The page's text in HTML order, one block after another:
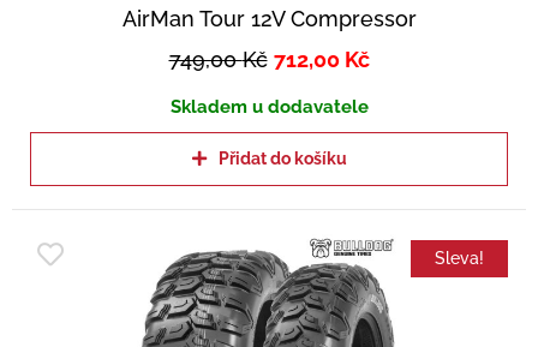
AirMan Tour 12V Compressor
749,00Kč 712,00 Kč
Skladem u dodavatele
Přidat do košíku
Sleva!